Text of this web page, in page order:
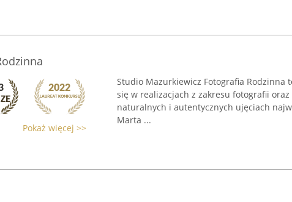
Pokaż więcej >>
Studio Mazurkiewicz Fotografia Rodzinna
się w realizacjach z zakresu fotografii
naturalnych i autentycznych ujęciach
Marta ...